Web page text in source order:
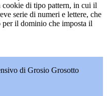
cookie di tipo pattern, in cui il
serie di numeri e lettere, che
il dominio che imposta il
di Grosio Grosotto